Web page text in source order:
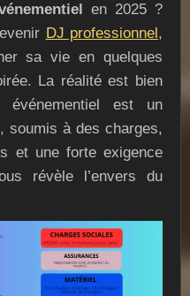
en 2025 ?
DJ professionnel,
sa vie en quelques
La réalité est bien
est un
soumis à des charges,
et une forte exigence
révèle l’envers du